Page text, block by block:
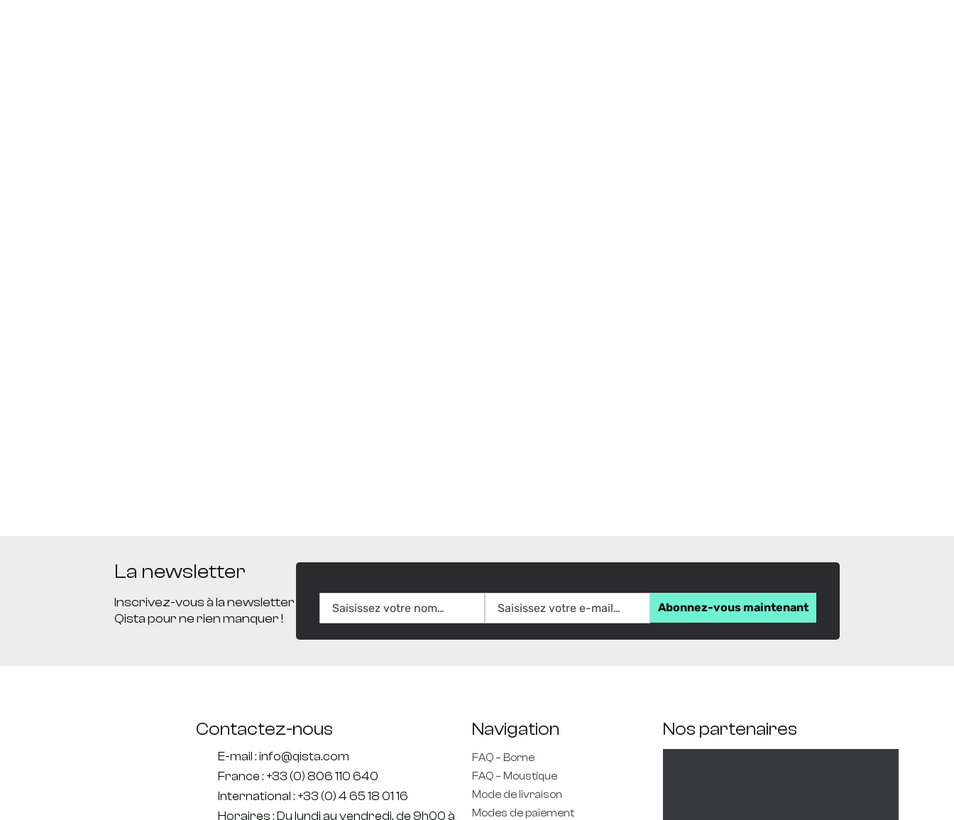
La newsletter
Inscrivez-vous à la newsletter
Qista pour ne rien manquer !
Contactez-nous
E-mail : info@qista.com
France : +33 (0) 806 110 640
International : +33 (0) 4 65 18 01 16
Horaires : Du lundi au vendredi, de 9h00 à
Navigation
FAQ – Borne
FAQ – Moustique
Mode de livraison
Modes de paiement
Nos partenaires